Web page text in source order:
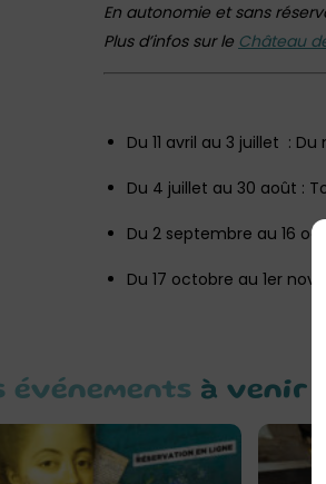
En autonomie et sans
Plus d’infos sur le Château
Du 11 avril au 3 juillet :
Du 4 juillet au 30 août :
Du 2 septembre au 16
Du 17 octobre au 1er
événements à venir